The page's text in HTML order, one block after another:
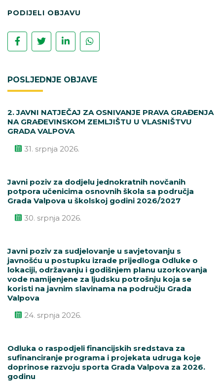
PODIJELI OBJAVU
POSLJEDNJE OBJAVE
2. JAVNI NATJEČAJ ZA OSNIVANJE PRAVA GRAĐENJA
NA GRAĐEVINSKOM ZEMLJIŠTU U VLASNIŠTVU
GRADA VALPOVA
31. srpnja 2026.
Javni poziv za dodjelu jednokratnih novčanih
potpora učenicima osnovnih škola sa područja
Grada Valpova u školskoj godini 2026/2027
30. srpnja 2026.
Javni poziv za sudjelovanje u savjetovanju s
javnošću u postupku izrade prijedloga Odluke o
lokaciji, održavanju i godišnjem planu uzorkovanja
vode namijenjene za ljudsku potrošnju koja se
koristi na javnim slavinama na području Grada
Valpova
24. srpnja 2026.
Odluka o raspodjeli financijskih sredstava za
sufinanciranje programa i projekata udruga koje
doprinose razvoju sporta Grada Valpova za 2026.
godinu